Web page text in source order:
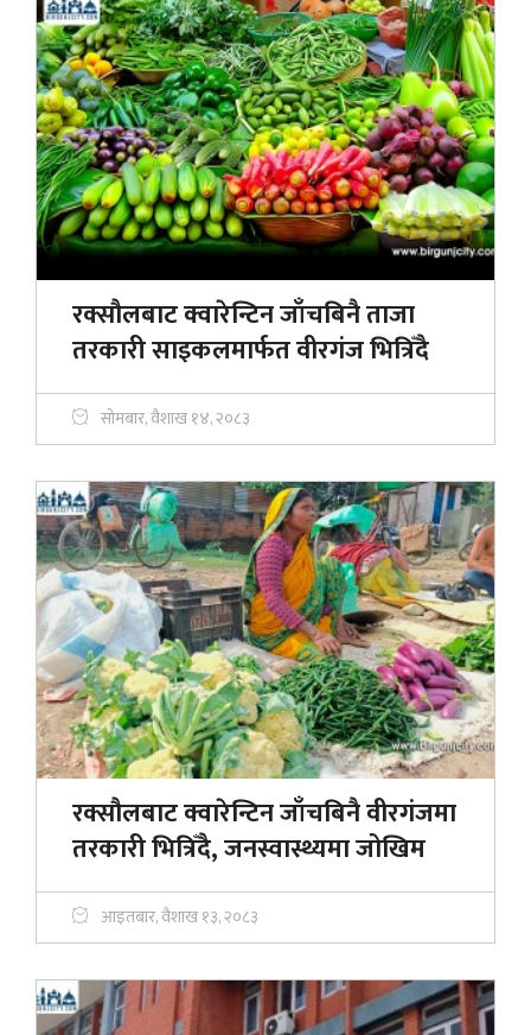
रक्सौलबाट क्वारेन्टिन जाँचबिनै ताजा
तरकारी साइकलमार्फत वीरगंज भित्रिँदै
सोमबार, वैशाख १४, २०८३
रक्सौलबाट क्वारेन्टिन जाँचबिनै वीरगंजमा
तरकारी भित्रिँदै, जनस्वास्थ्यमा जोखिम
आइतबार, वैशाख १३, २०८३